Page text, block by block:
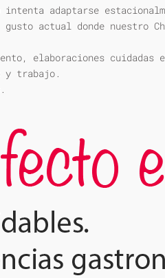
adaptarse
actual donde nuestro
elaboraciones
y trabajo.